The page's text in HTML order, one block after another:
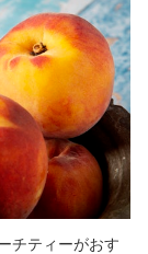
チティーがおす